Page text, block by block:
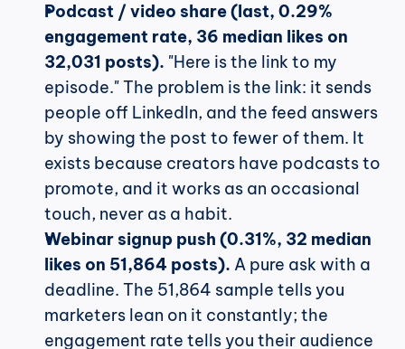
Podcast / video share (last, 0.29%
engagement rate, 36 median likes on
32,031 posts). "Here is the link to my
episode." The problem is the link: it sends
people off LinkedIn, and the feed answers
by showing the post to fewer of them. It
exists because creators have podcasts to
promote, and it works as an occasional
touch, never as a habit.
Webinar signup push (0.31%, 32 median
likes on 51,864 posts). A pure ask with a
deadline. The 51,864 sample tells you
marketers lean on it constantly; the
engagement rate tells you their audience